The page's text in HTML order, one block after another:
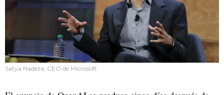
Satya Nadella, CEO de Microsoft